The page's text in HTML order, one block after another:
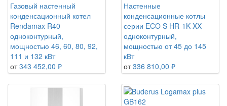
Газовый настенный
конденсационный котел
Rendamax R40
одноконтурный,
мощностью 46, 60, 80, 92,
111 и 132 кВт
от 343 452,00 ₽
Настенные
конденсационные котлы
серии ECO S HR-1K XX
одноконтурный,
мощностью от 45 до 145
кВт
от 336 810,00 ₽